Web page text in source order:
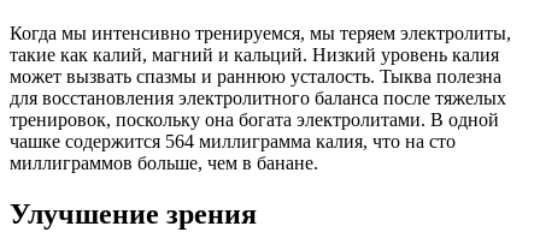
Когда мы интенсивно тренируемся, мы теряем электролиты,
такие как калий, магний и кальций. Низкий уровень калия
может вызвать спазмы и раннюю усталость. Тыква полезна
для восстанов­ления электролитного баланса после тяжелых
тренировок, поскольку она богата электролитами. В одной
чашке содержится 564 миллиграмма калия, что на сто
миллиграммов больше, чем в банане.
Улучшение зрения